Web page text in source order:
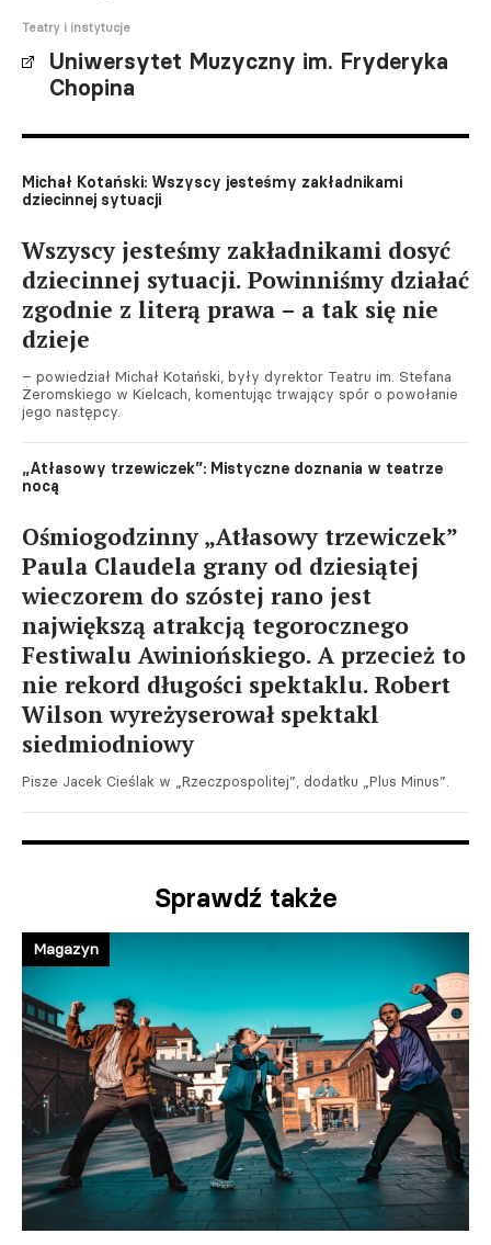
Teatry i instytucje
Uniwersytet Muzyczny im. Fryderyka
Chopina
Michał Kotański: Wszyscy jesteśmy zakładnikami
dziecinnej sytuacji
Wszyscy jesteśmy zakładnikami dosyć
dziecinnej sytuacji. Powinniśmy działać
zgodnie z literą prawa – a tak się nie
dzieje
– powiedział Michał Kotański, były dyrektor Teatru im. Stefana
Żeromskiego w Kielcach, komentując trwający spór o powołanie
jego następcy.
„Atłasowy trzewiczek”: Mistyczne doznania w teatrze
nocą
Ośmiogodzinny „Atłasowy trzewiczek”
Paula Claudela grany od dziesiątej
wieczorem do szóstej rano jest
największą atrakcją tegorocznego
Festiwalu Awiniońskiego. A przecież to
nie rekord długości spektaklu. Robert
Wilson wyreżyserował spektakl
siedmiodniowy
Pisze Jacek Cieślak w „Rzeczpospolitej”, dodatku „Plus Minus”.
Sprawdź także
Magazyn